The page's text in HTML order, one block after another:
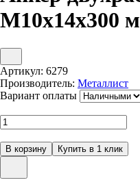
М10х14х300
Артикул: 6279
Производитель: Металлист
Вариант оплаты